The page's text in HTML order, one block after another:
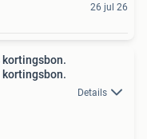
26 jul 26
kortingsbon.
Details